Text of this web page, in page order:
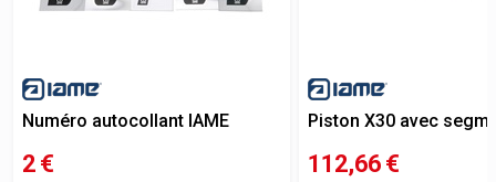
Numéro autocollant IAME
2 €
Piston X30 avec
112,66 €